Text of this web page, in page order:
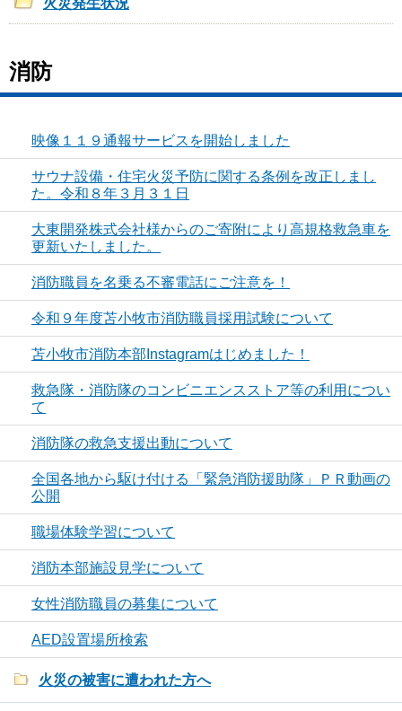
火災発生状況
消防
映像１１９通報サービスを開始しました
サウナ設備・住宅火災予防に関する条例を改正しまし
た。令和８年３月３１日
大東開発株式会社様からのご寄附により高規格救急車を
更新いたしました。
消防職員を名乗る不審電話にご注意を！
令和９年度苫小牧市消防職員採用試験について
苫小牧市消防本部Instagramはじめました！
救急隊・消防隊のコンビニエンスストア等の利用につい
て
消防隊の救急支援出動について
全国各地から駆け付ける「緊急消防援助隊」ＰＲ動画の
公開
職場体験学習について
消防本部施設見学について
女性消防職員の募集について
AED設置場所検索
火災の被害に遭われた方へ